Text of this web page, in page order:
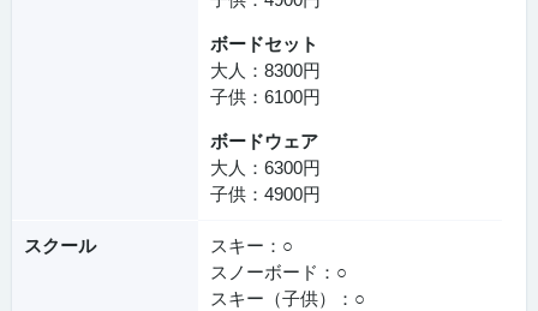
ボードセット
大人：8300円
子供：6100円
ボードウェア
大人：6300円
子供：4900円
スクール
スキー：○
スノーボード：○
スキー（子供）：○